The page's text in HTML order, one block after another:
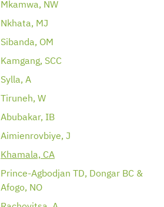
Mkamwa, NW
Nkhata, MJ
Sibanda, OM
Kamgang, SCC
Sylla, A
Tiruneh, W
Abubakar, IB
Aimienrovbiye, J
Khamala, CA
Prince-Agbodjan TD, Dongar BC &
Afogo, NO